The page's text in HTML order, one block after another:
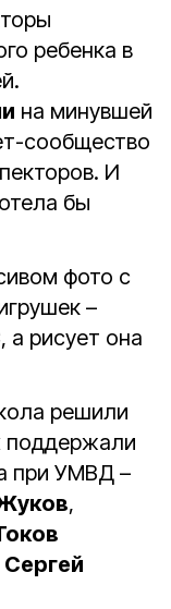
ребенка в
на минувшей
сообщество
И
бы
фото с
–
рисует она
решили
поддержали
при УМВД –
,
Сергей